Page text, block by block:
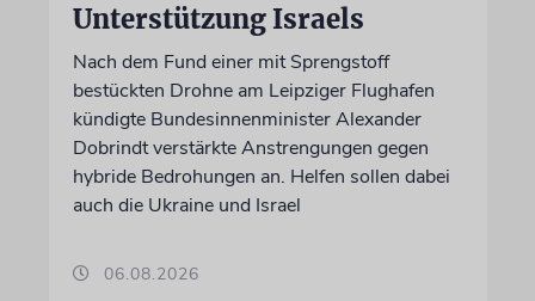
Unterstützung Israels
Nach dem Fund einer mit Sprengstoff
bestückten Drohne am Leipziger Flughafen
kündigte Bundesinnenminister Alexander
Dobrindt verstärkte Anstrengungen gegen
hybride Bedrohungen an. Helfen sollen dabei
auch die Ukraine und Israel
06.08.2026